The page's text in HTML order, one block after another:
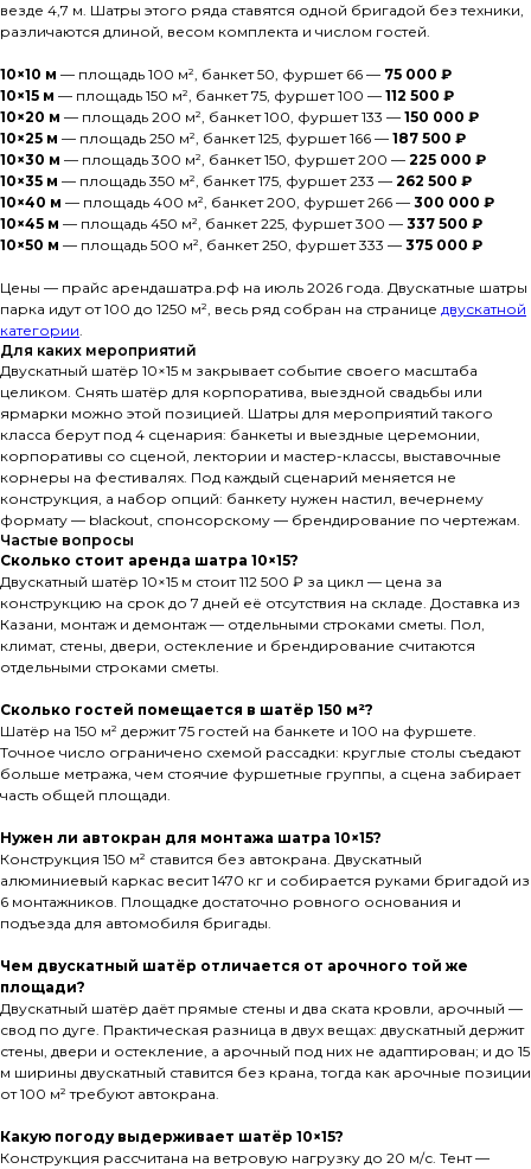
везде 4,7 м. Шатры этого ряда ставятся одной бригадой без техники,
различаются длиной, весом комплекта и числом гостей.
10×10 м — площадь 100 м², банкет 50, фуршет 66 — 75 000 ₽
10×15 м — площадь 150 м², банкет 75, фуршет 100 — 112 500 ₽
10×20 м — площадь 200 м², банкет 100, фуршет 133 — 150 000 ₽
10×25 м — площадь 250 м², банкет 125, фуршет 166 — 187 500 ₽
10×30 м — площадь 300 м², банкет 150, фуршет 200 — 225 000 ₽
10×35 м — площадь 350 м², банкет 175, фуршет 233 — 262 500 ₽
10×40 м — площадь 400 м², банкет 200, фуршет 266 — 300 000 ₽
10×45 м — площадь 450 м², банкет 225, фуршет 300 — 337 500 ₽
10×50 м — площадь 500 м², банкет 250, фуршет 333 — 375 000 ₽
Цены — прайс арендашатра.рф на июль 2026 года. Двускатные шатры
парка идут от 100 до 1250 м², весь ряд собран на странице двускатной
категории.
Для каких мероприятий
Двускатный шатёр 10×15 м закрывает событие своего масштаба
целиком. Снять шатёр для корпоратива, выездной свадьбы или
ярмарки можно этой позицией. Шатры для мероприятий такого
класса берут под 4 сценария: банкеты и выездные церемонии,
корпоративы со сценой, лектории и мастер-классы, выставочные
корнеры на фестивалях. Под каждый сценарий меняется не
конструкция, а набор опций: банкету нужен настил, вечернему
формату — blackout, спонсорскому — брендирование по чертежам.
Частые вопросы
Сколько стоит аренда шатра 10×15?
Двускатный шатёр 10×15 м стоит 112 500 ₽ за цикл — цена за
конструкцию на срок до 7 дней её отсутствия на складе. Доставка из
Казани, монтаж и демонтаж — отдельными строками сметы. Пол,
климат, стены, двери, остекление и брендирование считаются
отдельными строками сметы.
Сколько гостей помещается в шатёр 150 м²?
Шатёр на 150 м² держит 75 гостей на банкете и 100 на фуршете.
Точное число ограничено схемой рассадки: круглые столы съедают
больше метража, чем стоячие фуршетные группы, а сцена забирает
часть общей площади.
Нужен ли автокран для монтажа шатра 10×15?
Конструкция 150 м² ставится без автокрана. Двускатный
алюминиевый каркас весит 1470 кг и собирается руками бригадой из
6 монтажников. Площадке достаточно ровного основания и
подъезда для автомобиля бригады.
Чем двускатный шатёр отличается от арочного той же
площади?
Двускатный шатёр даёт прямые стены и два ската кровли, арочный —
свод по дуге. Практическая разница в двух вещах: двускатный держит
стены, двери и остекление, а арочный под них не адаптирован; и до 15
м ширины двускатный ставится без крана, тогда как арочные позиции
от 100 м² требуют автокрана.
Какую погоду выдерживает шатёр 10×15?
Конструкция рассчитана на ветровую нагрузку до 20 м/с. Тент —